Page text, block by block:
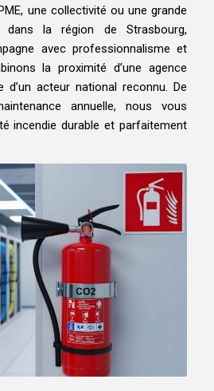
une collectivité ou une grande
dans la région de Strasbourg,
avec professionnalisme et
la proximité d’une agence
d’un acteur national reconnu. De
annuelle, nous vous
incendie durable et parfaitement